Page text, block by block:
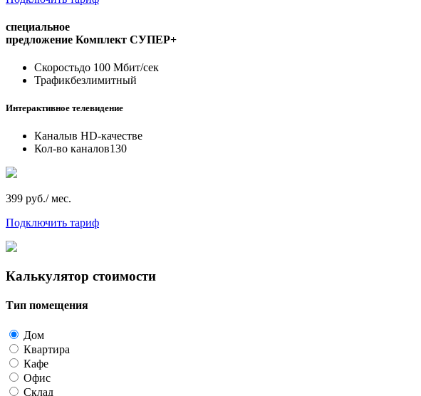
специальное
предложение Комплект СУПЕР+
Скоростьдо 100 Мбит/сек
Трафикбезлимитный
Интерактивное телевидение
Каналыв HD-качестве
Кол-во каналов130
399 руб./ мес.
Подключить тариф
Калькулятор стоимости
Тип помещения
Дом
Квартира
Кафе
Офис
Склад